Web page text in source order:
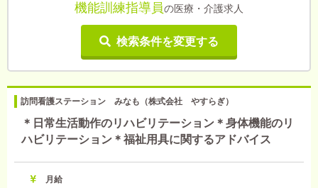
機能訓練指導員の医療・介護求人
検索条件を変更する
訪問看護ステーション みなも（株式会社 やすらぎ）
＊日常生活動作のリハビリテーション＊身体機能のリ
ハビリテーション＊福祉用具に関するアドバイス
月給